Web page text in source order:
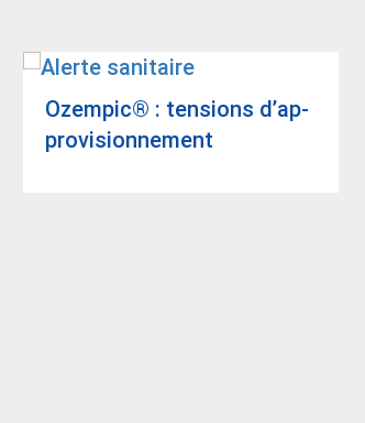
Ozem­pic® : ten­sions d’ap­
pro­vi­sion­ne­ment